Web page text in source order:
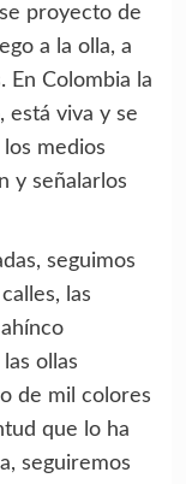
proyecto de
a la olla, a
Colombia la
está viva y se
medios
y señalarlos
seguimos
las
ollas
de mil colores
que lo ha
seguiremos